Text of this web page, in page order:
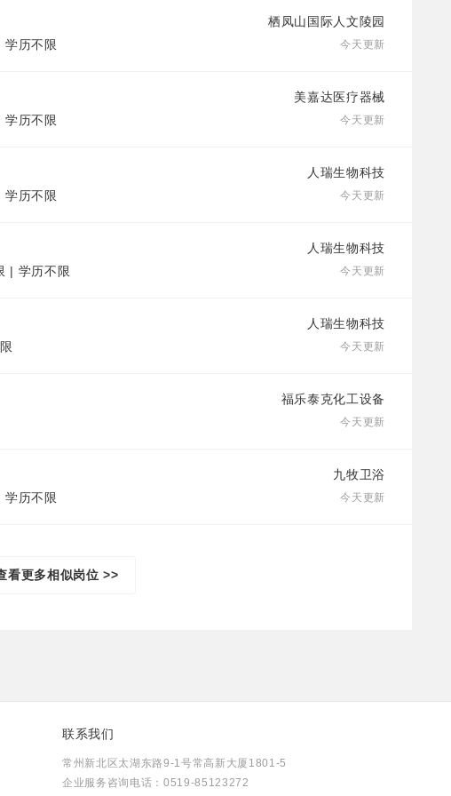
栖凤山国际人文陵园
今天更新
历不限
美嘉达医疗器械
今天更新
历不限
人瑞生物科技
今天更新
历不限
人瑞生物科技
今天更新
| 学历不限
人瑞生物科技
今天更新
福乐泰克化工设备
今天更新
九牧卫浴
今天更新
历不限
看更多相似岗位 >>
联系我们
常州新北区太湖东路9-1号常高新大厦1801-5
企业服务咨询电话：0519-85123272